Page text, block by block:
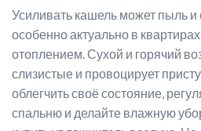
Усиливать кашель может пыль и
особенно актуально в
отоплением. Сухой и горячий
слизистые и провоцирует
облегчить своё состояние,
спальню и делайте влажную